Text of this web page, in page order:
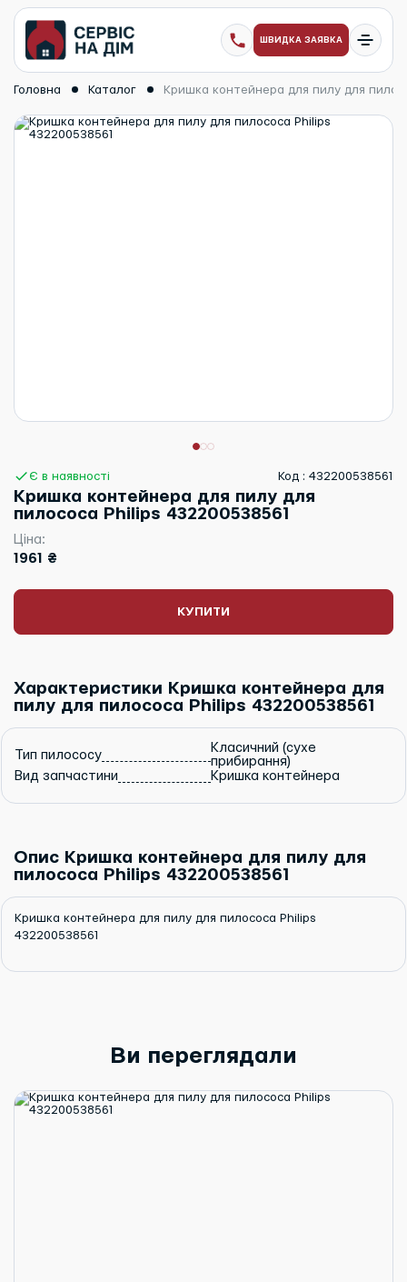
ШВИДКА ЗАЯВКА
Головна Каталог Кришка контейнера для пилу для
Є в наявності Код : 432200538561
Кришка контейнера для пилу для
пилососа Philips 432200538561
Ціна:
1961 ₴
КУПИТИ
Характеристики Кришка контейнера для
пилу для пилососа Philips 432200538561
Тип пилососу
Класичний (сухе
прибирання)
Вид запчастини
Кришка контейнера
Опис Кришка контейнера для пилу для
пилососа Philips 432200538561
Кришка контейнера для пилу для пилососа Philips
432200538561
Ви переглядали